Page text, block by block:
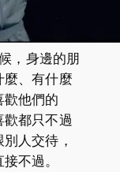
，身邊的朋
、有什麼
他們的
都只不過
人交待，
不過。